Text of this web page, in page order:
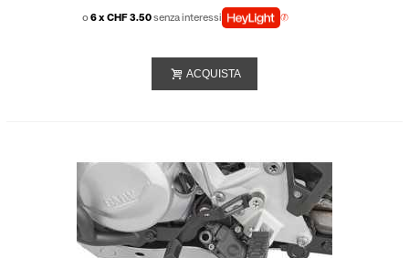
o6 x CHF 3.50senza interessi
ACQUISTA